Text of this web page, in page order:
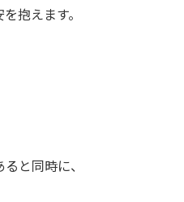
抱えます。
と同時に、